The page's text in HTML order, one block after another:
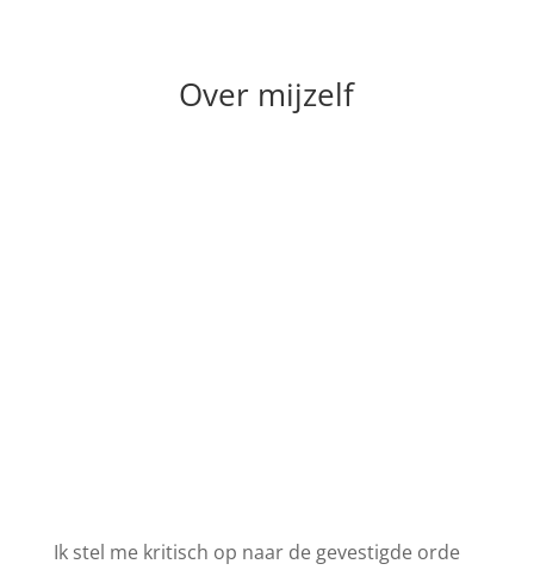
Over mijzelf
Ik stel me kritisch op naar de gevestigde orde